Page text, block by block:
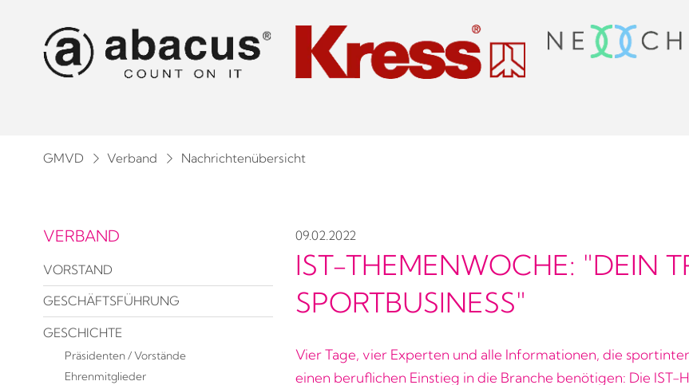
GMVD Verband Nachrichtenübersicht
09.02.2022
IST-THEMENWOCHE: "DEIN
SPORTBUSINESS"
Vier Tage, vier Experten und alle Informationen, die
einen beruflichen Einstieg in die Branche benötigen: Die IST-
VERBAND
VORSTAND
GESCHÄFTSFÜHRUNG
GESCHICHTE
Präsidenten / Vorstände
Ehrenmitglieder